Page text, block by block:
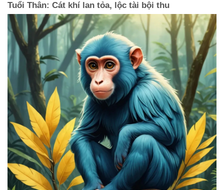
Tuổi Thân: Cát khí lan tỏa, lộc tài bội thu